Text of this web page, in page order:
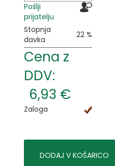
Pošlji
prijatelju
Stopnja
davka
22 %
Cena z
DDV:
6,93 €
Zaloga
DODAJ V KOŠARICO